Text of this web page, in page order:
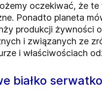
oczekiwać, że
Ponadto planeta
produkcji żywności
i związanych ze
i właściwościach
białko